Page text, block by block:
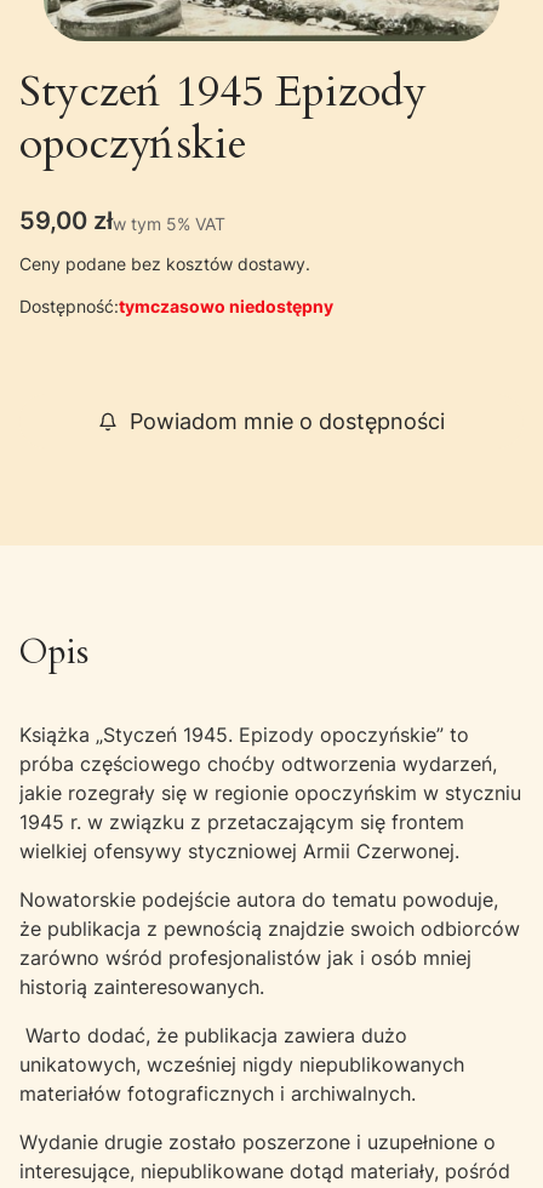
Styczeń 1945 Epizody
opoczyńskie
Cena
59,00 złw tym 5% VAT
w tym 5% VAT
Ceny podane bez kosztów dostawy.
Dostępność:tymczasowo niedostępny
Powiadom mnie o dostępności
Opis
Książka „Styczeń 1945. Epizody opoczyńskie” to
próba częściowego choćby odtworzenia wydarzeń,
jakie rozegrały się w regionie opoczyńskim w styczniu
1945 r. w związku z przetaczającym się frontem
wielkiej ofensywy styczniowej Armii Czerwonej.
Nowatorskie podejście autora do tematu powoduje,
że publikacja z pewnością znajdzie swoich odbiorców
zarówno wśród profesjonalistów jak i osób mniej
historią zainteresowanych.
Warto dodać, że publikacja zawiera dużo
unikatowych, wcześniej nigdy niepublikowanych
materiałów fotograficznych i archiwalnych.
Wydanie drugie zostało poszerzone i uzupełnione o
interesujące, niepublikowane dotąd materiały, pośród